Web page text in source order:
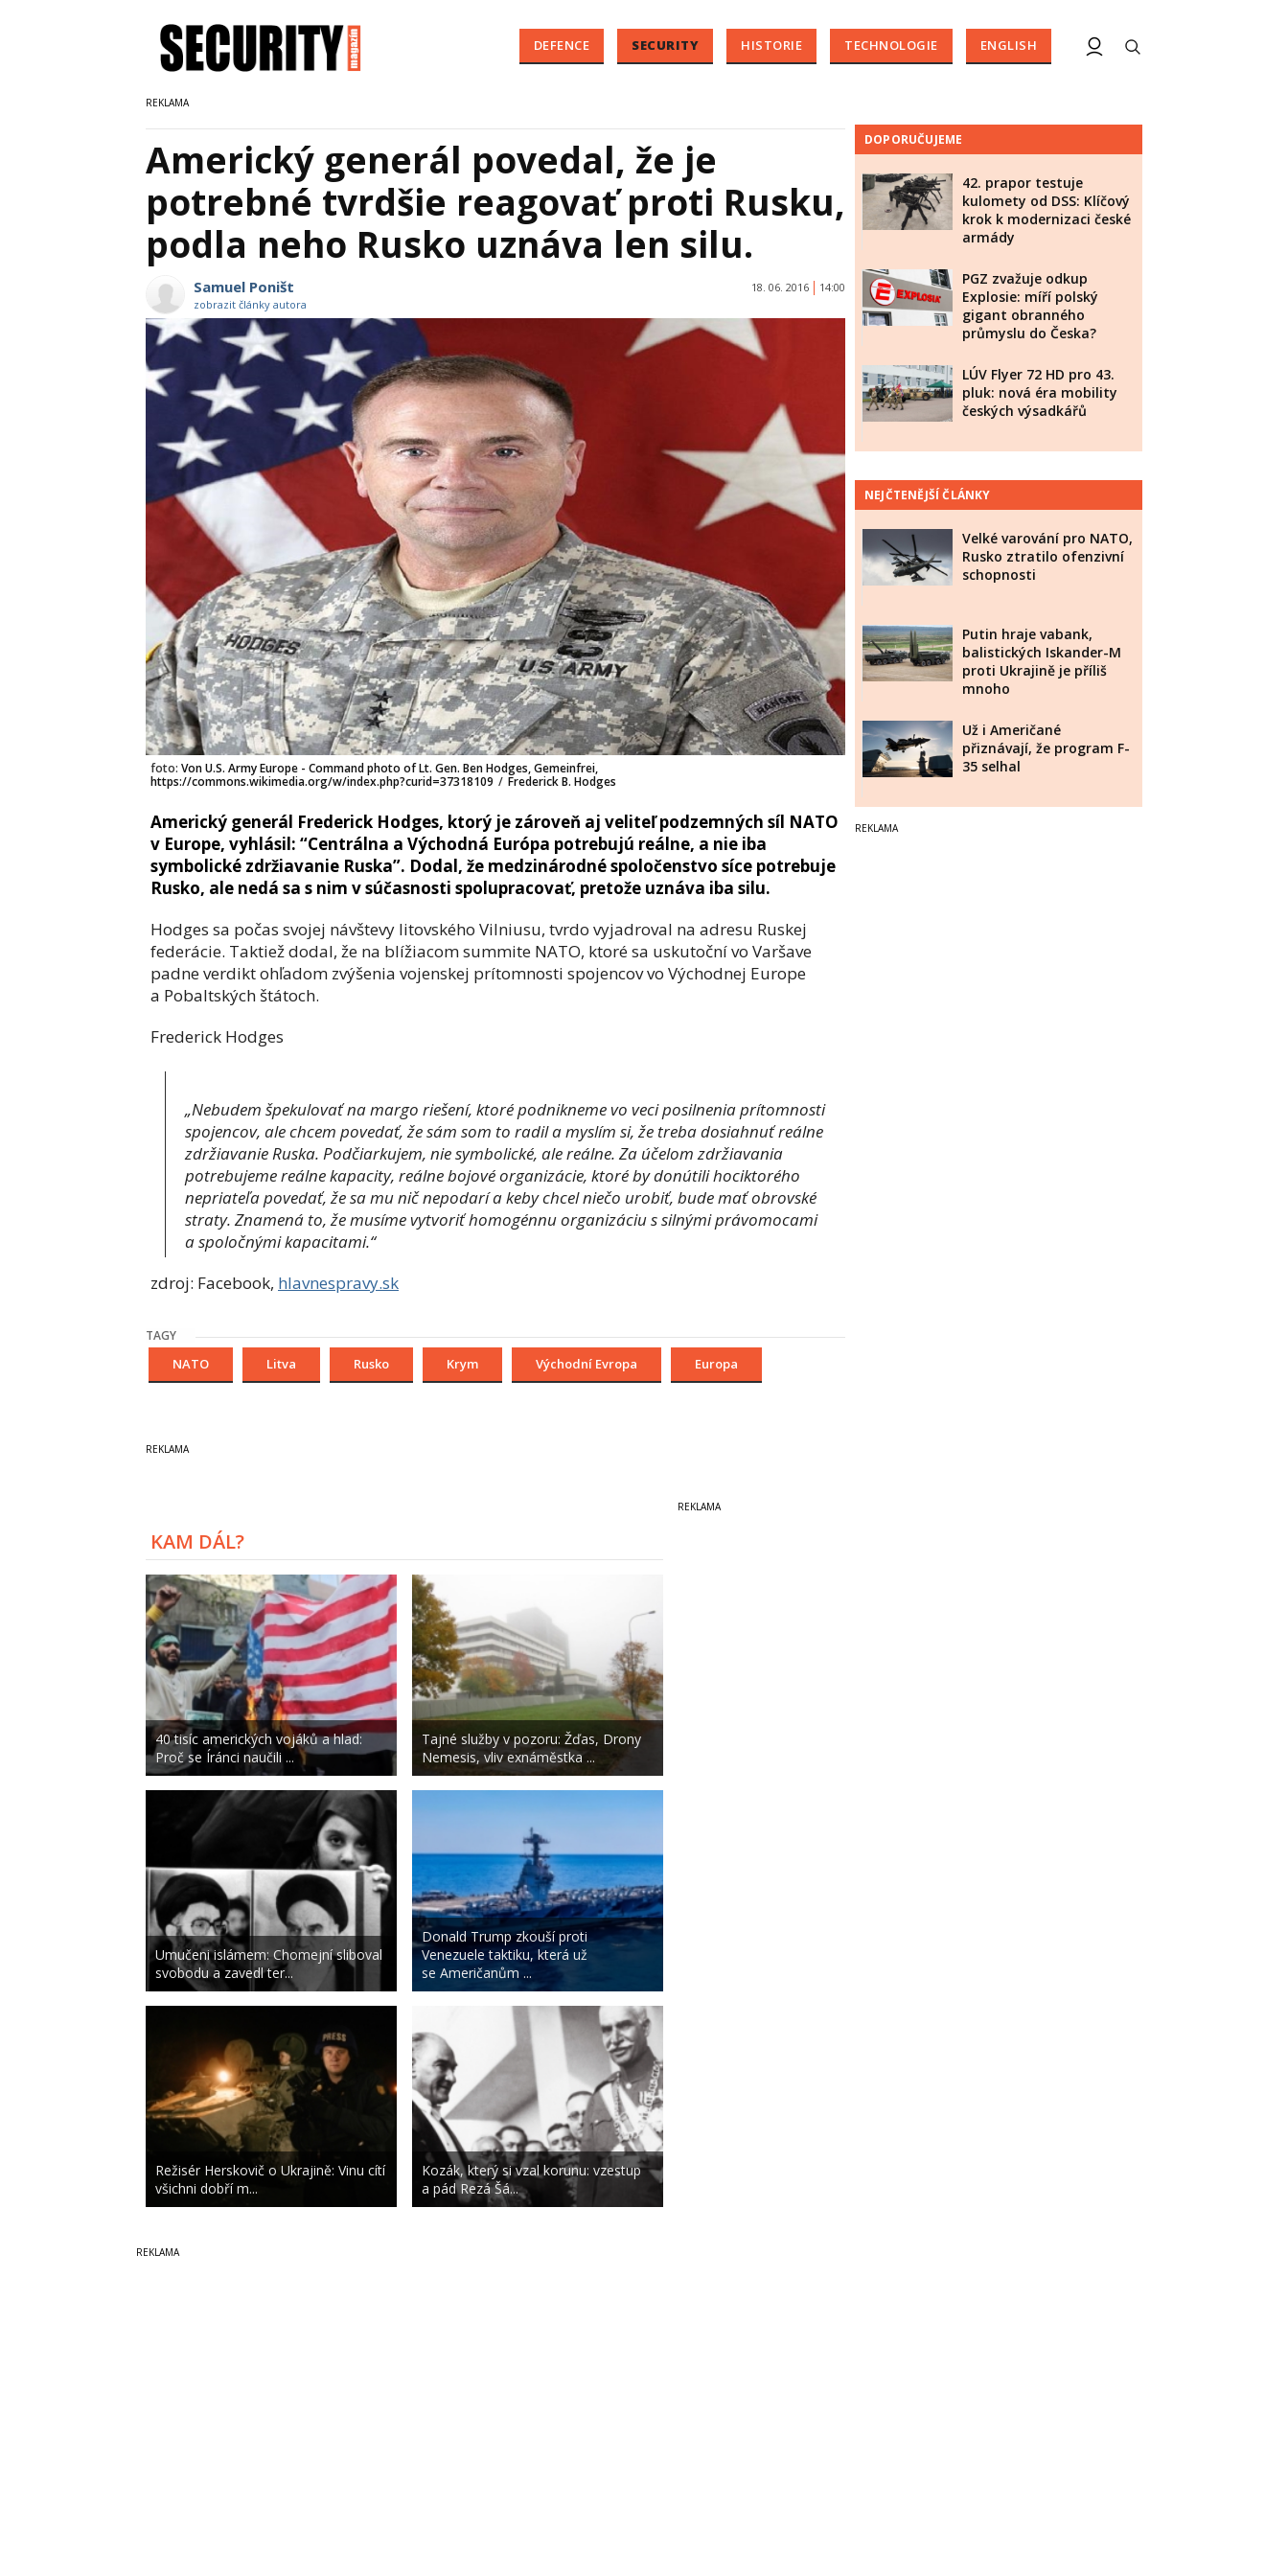
DEFENCE SECURITY HISTORIE TECHNOLOGIE ENGLISH
Americký generál povedal, že je
potrebné tvrdšie reagovať proti Rusku,
podla neho Rusko uznáva len silu.
Samuel Poništ
zobrazit články autora
18. 06. 2016 14:00
foto: Von U.S. Army Europe - Command photo of Lt. Gen. Ben Hodges, Gemeinfrei,
https://commons.wikimedia.org/w/index.php?curid=37318109 / Frederick B. Hodges
Americký generál Frederick Hodges, ktorý je zároveň aj veliteľ podzemných síl NATO
v Europe, vyhlásil: “Centrálna a Východná Európa potrebujú reálne, a nie iba
symbolické zdržiavanie Ruska”. Dodal, že medzinárodné spoločenstvo síce potrebuje
Rusko, ale nedá sa s nim v súčasnosti spolupracovať, pretože uznáva iba silu.
Hodges sa počas svojej návštevy litovského Vilniusu, tvrdo vyjadroval na adresu Ruskej
federácie. Taktiež dodal, že na blížiacom summite NATO, ktoré sa uskutoční vo Varšave
padne verdikt ohľadom zvýšenia vojenskej prítomnosti spojencov vo Východnej Europe
a Pobaltských štátoch.
Frederick Hodges
„Nebudem špekulovať na margo riešení, ktoré podnikneme vo veci posilnenia prítomnosti
spojencov, ale chcem povedať, že sám som to radil a myslím si, že treba dosiahnuť reálne
zdržiavanie Ruska. Podčiarkujem, nie symbolické, ale reálne. Za účelom zdržiavania
potrebujeme reálne kapacity, reálne bojové organizácie, ktoré by donútili hociktorého
nepriateľa povedať, že sa mu nič nepodarí a keby chcel niečo urobiť, bude mať obrovské
straty. Znamená to, že musíme vytvoriť homogénnu organizáciu s silnými právomocami
a spoločnými kapacitami.“
zdroj: Facebook, hlavnespravy.sk
TAGY
NATO Litva Rusko Krym Východní Evropa Europa
DOPORUČUJEME
42. prapor testuje
kulomety od DSS: Klíčový
krok k modernizaci české
armády
PGZ zvažuje odkup
Explosie: míří polský
gigant obranného
průmyslu do Česka?
LÚV Flyer 72 HD pro 43.
pluk: nová éra mobility
českých výsadkářů
NEJČTENĚJŠÍ ČLÁNKY
Velké varování pro NATO,
Rusko ztratilo ofenzivní
schopnosti
Putin hraje vabank,
balistických Iskander-M
proti Ukrajině je příliš
mnoho
Už i Američané
přiznávají, že program F-
35 selhal
KAM DÁL?
40 tisíc amerických vojáků a hlad:
Proč se Íránci naučili ...
Umučeni islámem: Chomejní sliboval
svobodu a zavedl ter...
Režisér Herskovič o Ukrajině: Vinu cítí
všichni dobří m...
Tajné služby v pozoru: Žďas, Drony
Nemesis, vliv exnáměstka ...
Donald Trump zkouší proti
Venezuele taktiku, která už
se Američanům ...
Kozák, který si vzal korunu: vzestup
a pád Rezá Šá...